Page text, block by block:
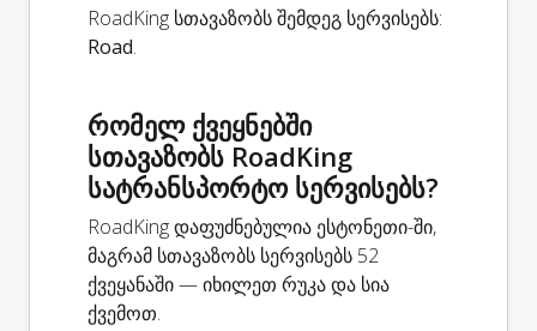
RoadKing სთავაზობს შემდეგ სერვისებს:
Road.
რომელ ქვეყნებში
სთავაზობს RoadKing
სატრანსპორტო სერვისებს?
RoadKing დაფუძნებულია ესტონეთი-ში,
მაგრამ სთავაზობს სერვისებს 52
ქვეყანაში — იხილეთ რუკა და სია
ქვემოთ.